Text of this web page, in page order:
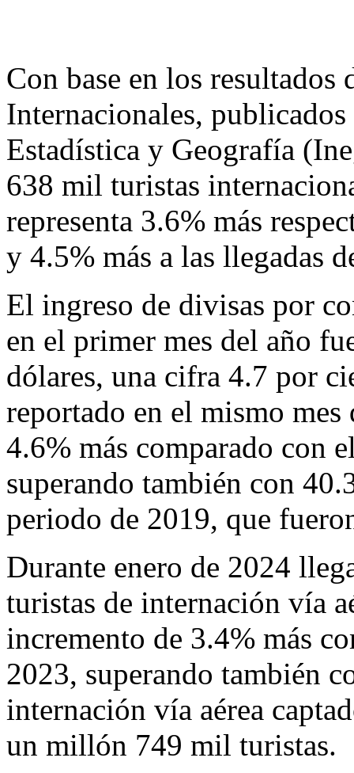
Con base en los resultados
Internacionales,
Estadística y Geografía
638 mil turistas
representa 3.6% más
y 4.5% más a las llegadas
El ingreso de divisas por
en el primer mes del año
dólares, una cifra 4.7 por
reportado en el mismo
4.6% más comparado con
superando también con
periodo de 2019, que
Durante enero de 2024
turistas de internación vía
incremento de 3.4% más
2023, superando también
internación vía aérea
un millón 749 mil turistas.